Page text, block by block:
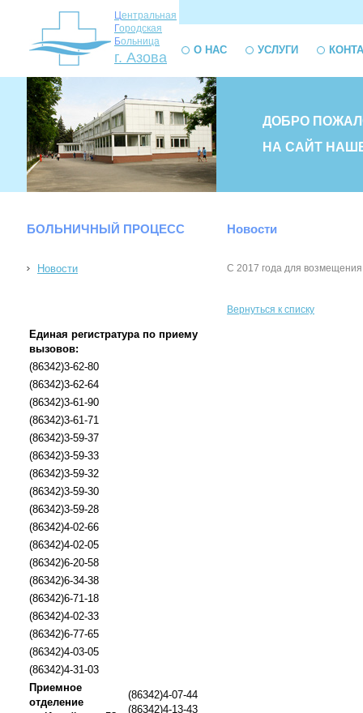
Центральная
Городская
Больница
г. Азова О НАС УСЛУГИ
ДОБРО
НА САЙТ
БОЛЬНИЧНЫЙ ПРОЦЕСС
Новости
Единая регистратура по приему
вызовов:
(86342)3-62-80
(86342)3-62-64
(86342)3-61-90
(86342)3-61-71
(86342)3-59-37
(86342)3-59-33
(86342)3-59-32
(86342)3-59-30
(86342)3-59-28
(86342)4-02-66
(86342)4-02-05
(86342)6-20-58
(86342)6-34-38
(86342)6-71-18
(86342)4-02-33
(86342)6-77-65
(86342)4-03-05
(86342)4-31-03
Приемное
отделение
(86342)4-07-44
(86342)4-13-43
Новости
С 2017 года для
Вернуться к списку